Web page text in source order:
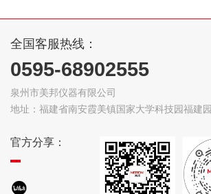
全国客服热线：
0595-68902555
泉州市美邦仪器有限公司
地址：福建省南安霞美镇国家大学科技园福建园
官方分享：